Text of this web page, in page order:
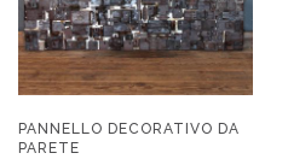
PANNELLO DECORATIVO DA
PARETE